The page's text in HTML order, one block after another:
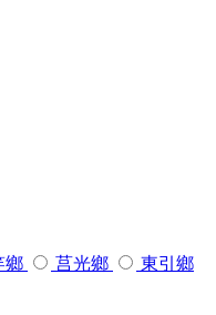
鄉 莒光鄉
東引鄉